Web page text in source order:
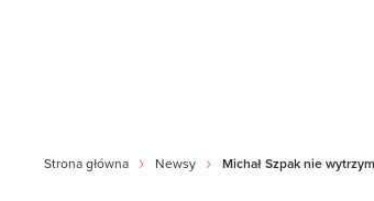
Strona główna Newsy Michał Szpak nie